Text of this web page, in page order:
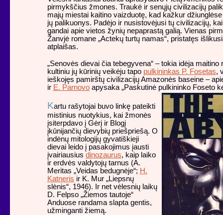
pirmykščius žmones. Traukė ir senųjų civilizacijų
majų miestai kaitino vaizduotę, kad kažkur
jų palikuonys. Padėjo ir nusistovėjusi tų civilizacijų,
gandai apie vietos žynių nepaprastą galią. Vienas
Žanvjė romane „Actekų turtų namas“, pristatęs
atplaišas.
„Senovės dievai čia tebegyvena“ – tokia idėja maitino
kultiniu jų kūrinių veikėju tapo pulkininkas P. Fosetas,
ieškojęs pamirštų civilizacijų Amazonės baseine –
ir E. Parnovo apysaka „Paskutinė pulkininko Foseto
Kartu rašytojai buvo linkę pateikti
mistinius nuotykius, kai žmonės
įsiterpdavo į Gėrį ir Blogį
įkūnijančių dievybių priešpriešą. O
indėnų mitologijų gyvatiškieji
dievai leido į pasakojimus įausti
įvairiausius dinozaurus, kaip laiko
ir erdvės valdytojų tarnus (A.
Meritas „Veidas bedugnėje“; H.
Katneris ir K. Mur „Liepsnų
slėnis“, 1946). Ir net vėlesnių laikų
D. Felpso „Žiemos tautoje“
Anduose randama slapta gentis,
užminganti žiemą.